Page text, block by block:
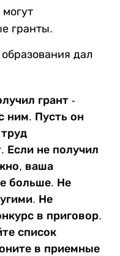
гранты.
дал
грант -
ним. Пусть он
Если не получил
ваша
больше. Не
Не
в приговор.
список
в приемные